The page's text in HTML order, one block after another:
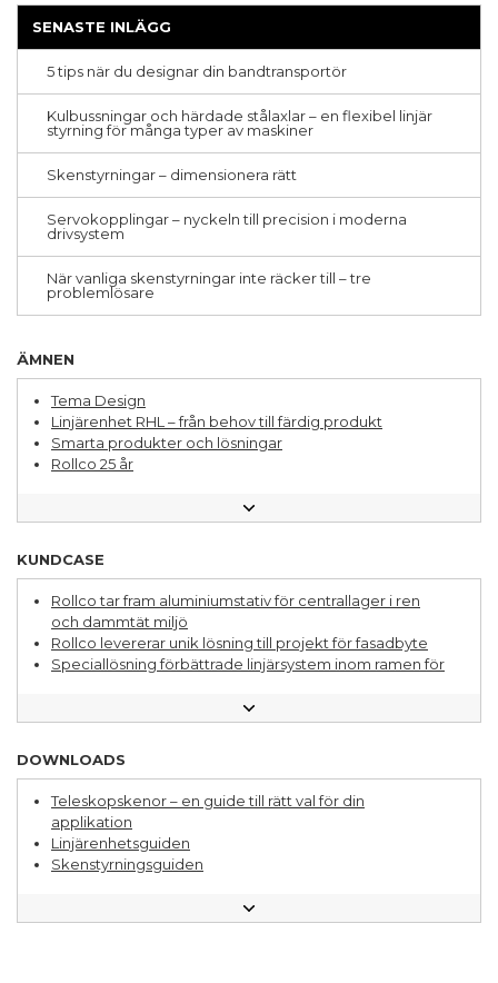
Kulskruvar
Montage
CNC-bearbetning
Ergonomi
Hållbarhet
Teleskopskenor
Pick & place
Formatomställningar
Parallellitetsproblem
Specialmaskiner
Kuggremstransportörer
Livsmedelsindustri
Avskärmningar
Fleraxliga system
Planetväxlar
Ställdon
Underhåll
Kuggstänger & kugghjul
Servokopplingar
SENASTE INLÄGG
5 tips när du designar din bandtransportör
Kulbussningar och härdade stålaxlar – en flexibel linjär
styrning för många typer av maskiner
Skenstyrningar – dimensionera rätt
Servokopplingar – nyckeln till precision i moderna
drivsystem
När vanliga skenstyrningar inte räcker till – tre
problemlösare
ÄMNEN
Tema Design
Linjärenhet RHL – från behov till färdig produkt
Smarta produkter och lösningar
Rollco 25 år
Följ med till bearbetningsavdelningen
Kunskapsbibllioteket
Fråga en ingenjör - Pontus förklarar
Aluminiumsystem för lager- och produktionsmiljö
En bred mix av applikationer för linjära lösningar
Olika sätt att jobba med hållbarhet
Linjärsystem och aluminiumsystem – så förbättrar du
Så här optimerar du dina inköp av linjärsystem
Många fördelar med en helhetspartner för linjärsystem
KUNDCASE
Rollco tar fram aluminiumstativ för centrallager i ren
och dammtät miljö
Rollco levererar unik lösning till projekt för fasadbyte
Speciallösning förbättrade linjärsystem inom ramen för
Uthållig linjärstyrning för förpackningsmaskiner
Med en helhetspartner för linjärsystem förbättrades
DOWNLOADS
Teleskopskenor – en guide till rätt val för din
applikation
Linjärenhetsguiden
Skenstyrningsguiden
5 sätt en helhetspartner kan stärka din affär